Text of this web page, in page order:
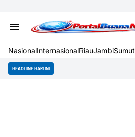
NasionalInternasionalRiauJambiSumut
HEADLINE HARI INI